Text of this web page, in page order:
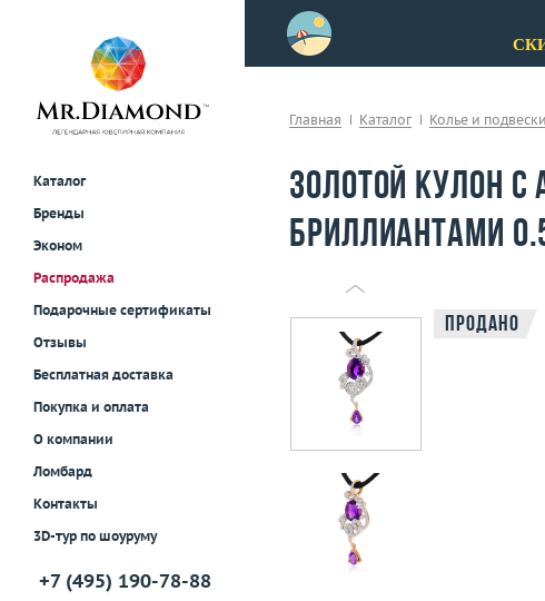
Каталог
Бренды
Эконом
Распродажа
Подарочные сертификаты
Отзывы
Бесплатная доставка
Покупка и оплата
О компании
Ломбард
Контакты
3D-тур по шоуруму
+7 (495) 190-78-88
примерки!
Главная Каталог Колье и подвески
Золотой кулон
бриллиантами
Продано